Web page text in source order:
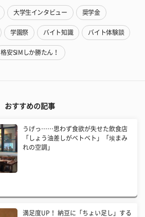
大学生インタビュー 奨学金
学園祭 バイト知識 バイト体験談
格安SIMしか勝たん！
おすすめの記事
うげっ……思わず食欲が失せた飲食店
「しょう油差しがベトベト」「埃まみ
れの空調」
満足度UP！ 納豆に「ちょい足し」する